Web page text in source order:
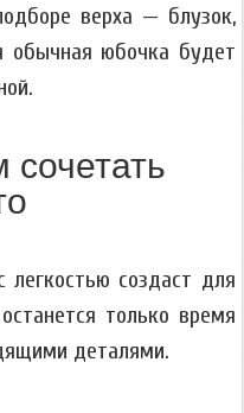
верха — блузок,
обычная юбочка будет
сочетать
создаст для
только время
деталями.